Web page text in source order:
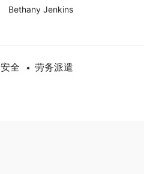
Bethany Jenkins
安全 • 劳务派遣